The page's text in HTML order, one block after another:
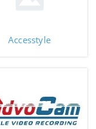
Accesstyle